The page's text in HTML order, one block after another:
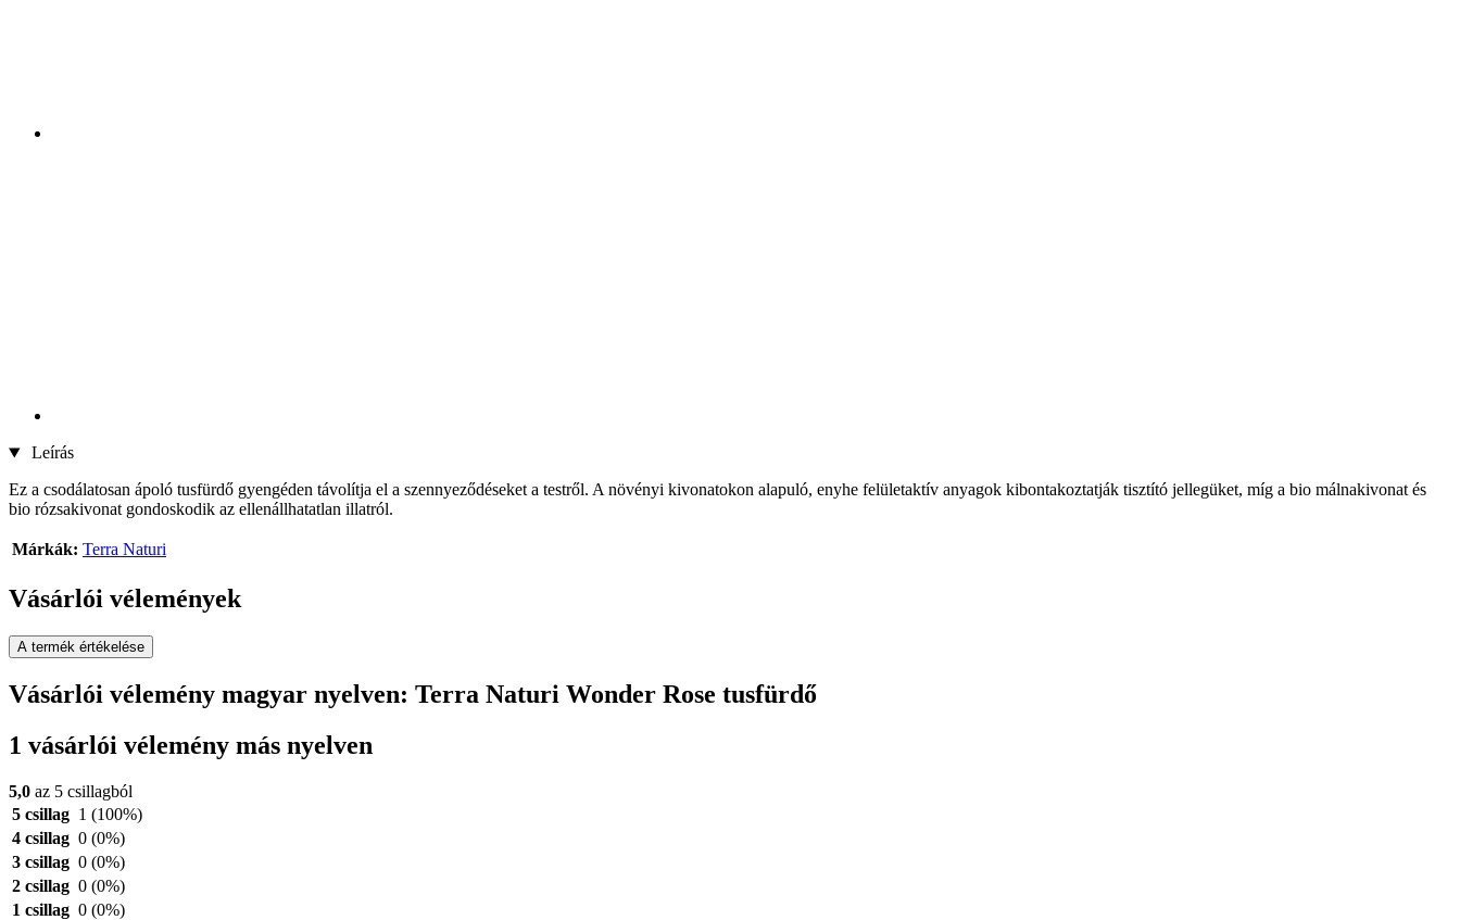
Leírás
Ez a csodálatosan ápoló tusfürdő gyengéden távolítja el a szennyeződéseket a testről. A növényi kivonatokon alapuló, enyhe felületaktív anyagok kibontakoztatják tisztító jellegüket, míg a bio málnakivonat és
bio rózsakivonat gondoskodik az ellenállhatatlan illatról.
Márkák: Terra Naturi
Vásárlói vélemények
A termék értékelése
Vásárlói vélemény magyar nyelven: Terra Naturi Wonder Rose tusfürdő
1 vásárlói vélemény más nyelven
5,0 az 5 csillagból
5 csillag 1 (100%)
4 csillag 0 (0%)
3 csillag 0 (0%)
2 csillag 0 (0%)
1 csillag 0 (0%)